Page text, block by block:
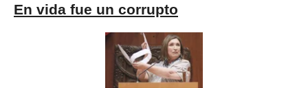
En vida fue un corrupto